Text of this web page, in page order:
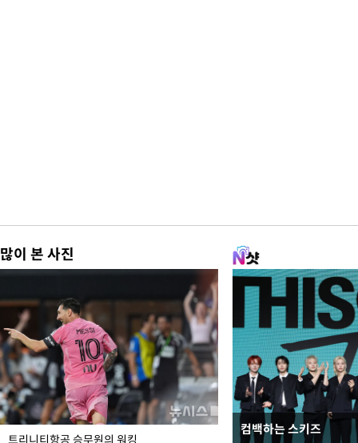
많이 본 사진
트리니티항공 승무원의 워킹
컴백하는 스키즈
입추 하루 앞둔 전남